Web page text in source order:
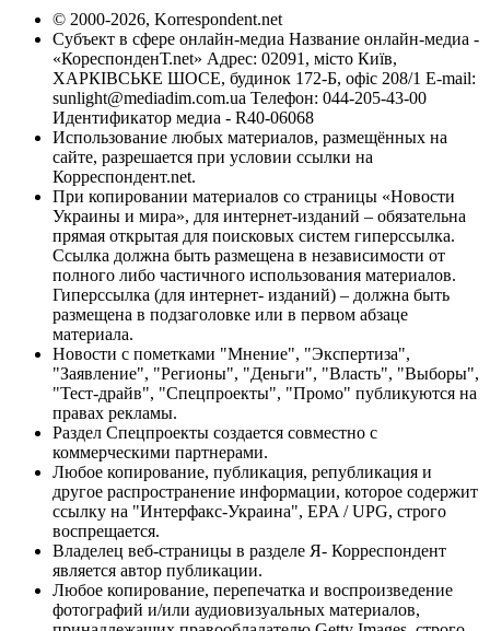
© 2000-2026, Korrespondent.net
Субъект в сфере онлайн-медиа Название онлайн-медиа -
«КореспонденТ.net» Адрес: 02091, місто Київ,
ХАРКІВСЬКЕ ШОСЕ, будинок 172-Б, офіс 208/1 E-mail:
sunlight@mediadim.com.ua Телефон: 044-205-43-00
Идентификатор медиа - R40-06068
Использование любых материалов, размещённых на
сайте, разрешается при условии ссылки на
Корреспондент.net.
При копировании материалов со страницы «Новости
Украины и мира», для интернет-изданий – обязательна
прямая открытая для поисковых систем гиперссылка.
Ссылка должна быть размещена в независимости от
полного либо частичного использования материалов.
Гиперссылка (для интернет- изданий) – должна быть
размещена в подзаголовке или в первом абзаце
материала.
Новости с пометками "Мнение", "Экспертиза",
"Заявление", "Регионы", "Деньги", "Власть", "Выборы",
"Тест-драйв", "Спецпроекты", "Промо" публикуются на
правах рекламы.
Раздел Спецпроекты создается совместно с
коммерческими партнерами.
Любое копирование, публикация, републикация и
другое распространение информации, которое содержит
ссылку на "Интерфакс-Украина", EPA / UPG, строго
воспрещается.
Владелец веб-страницы в разделе Я- Корреспондент
является автор публикации.
Любое копирование, перепечатка и воспроизведение
фотографий и/или аудиовизуальных материалов,